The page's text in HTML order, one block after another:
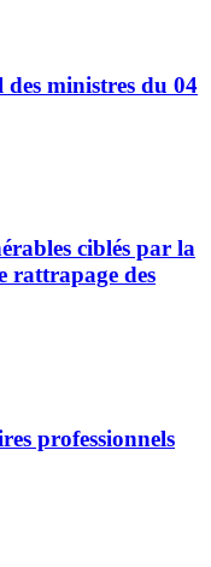
ministres du 04
ciblés par la
rattrapage des
professionnels